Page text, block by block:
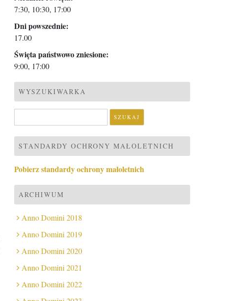
7:30, 10:30, 17:00
Dni powszednie:
17.00
Święta państwowo zniesione:
9:00, 17:00
WYSZUKIWARKA
STANDARDY OCHRONY MAŁOLETNICH
Pobierz standardy ochrony małoletnich
ARCHIWUM
Anno Domini 2018
Anno Domini 2019
Anno Domini 2020
Anno Domini 2021
Anno Domini 2022